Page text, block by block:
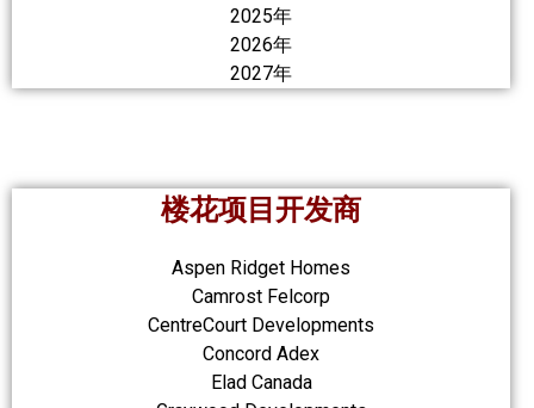
2025年
2026年
2027年
楼花项目开发商
Aspen Ridget Homes
Camrost Felcorp
CentreCourt Developments
Concord Adex
Elad Canada